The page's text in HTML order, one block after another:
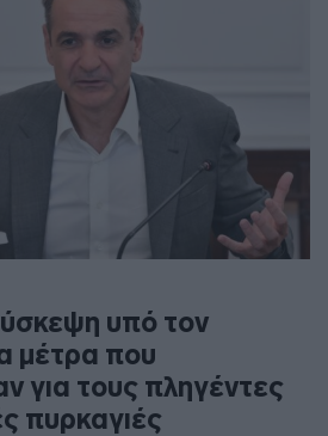
υπό τον
μέτρα που
για τους πληγέντες
πυρκαγιές